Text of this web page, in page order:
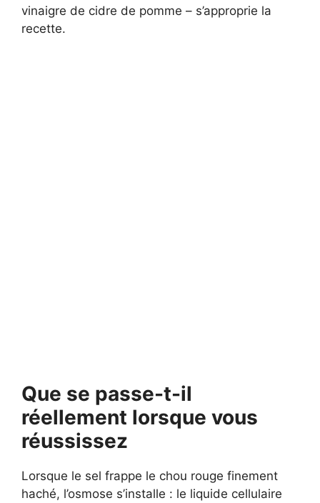
vinaigre de cidre de pomme – s’approprie la
recette.
Que se passe-t-il
réellement lorsque vous
réussissez
Lorsque le sel frappe le chou rouge finement
haché, l’osmose s’installe : le liquide cellulaire